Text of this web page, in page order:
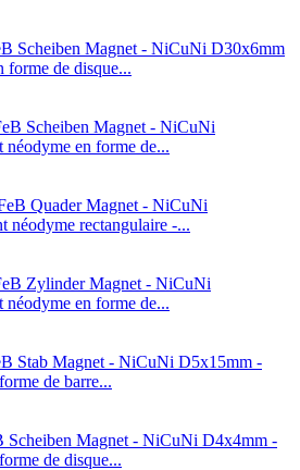
D30x6mm
forme de disque...
en forme de...
néodyme rectangulaire -...
en forme de...
D5x15mm -
de barre...
D4x4mm -
de disque...